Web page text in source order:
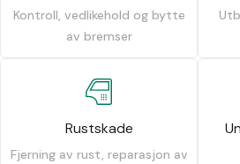
Kontroll, vedlikehold og bytte
av bremser
Rustskade
Fjerning av rust, reparasjon av